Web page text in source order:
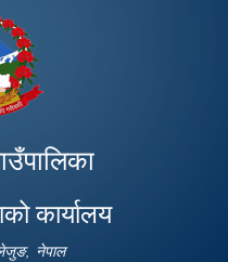
कार्यालय
नेपाल